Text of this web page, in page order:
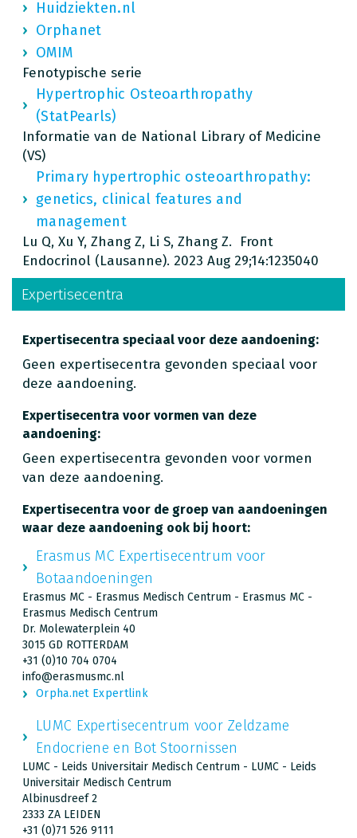
Huidziekten.nl
Orphanet
OMIM
Fenotypische serie
Hypertrophic Osteoarthropathy
(StatPearls)
Informatie van de National Library of Medicine
(VS)
Primary hypertrophic osteoarthropathy:
genetics, clinical features and
management
Lu Q, Xu Y, Zhang Z, Li S, Zhang Z. Front
Endocrinol (Lausanne). 2023 Aug 29;14:1235040
Expertisecentra
Expertisecentra speciaal voor deze aandoening:
Geen expertisecentra gevonden speciaal voor
deze aandoening.
Expertisecentra voor vormen van deze
aandoening:
Geen expertisecentra gevonden voor vormen
van deze aandoening.
Expertisecentra voor de groep van aandoeningen
waar deze aandoening ook bij hoort:
Erasmus MC Expertisecentrum voor
Botaandoeningen
Erasmus MC - Erasmus Medisch Centrum - Erasmus MC -
Erasmus Medisch Centrum
Dr. Molewaterplein 40
3015 GD ROTTERDAM
+31 (0)10 704 0704
info@erasmusmc.nl
Orpha.net Expertlink
LUMC Expertisecentrum voor Zeldzame
Endocriene en Bot Stoornissen
LUMC - Leids Universitair Medisch Centrum - LUMC - Leids
Universitair Medisch Centrum
Albinusdreef 2
2333 ZA LEIDEN
+31 (0)71 526 9111